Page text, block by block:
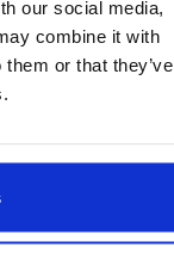
our social media,
combine it with
or that they’ve